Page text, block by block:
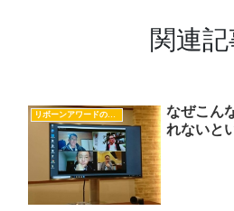
関連
リボーンアワードのすべて
なぜこん
れないと